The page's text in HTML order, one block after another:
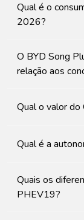
Qual é o
2026?
O BYD Song
relação aos
Qual o valor
Qual é a
Quais os
PHEV19?